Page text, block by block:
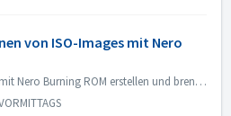
von ISO-Images mit Nero
Sie können ISO-Images mit Nero Burning ROM erstellen und brennen. Hier die Kurzanleitung:So erstellen und brennen Sie ein ISO-Image: Öffnen Sie Nero Bu...